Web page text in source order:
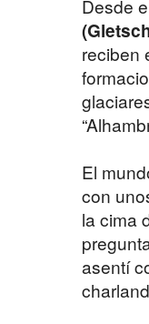
Desde
reciben
El
con
la cima
asentí